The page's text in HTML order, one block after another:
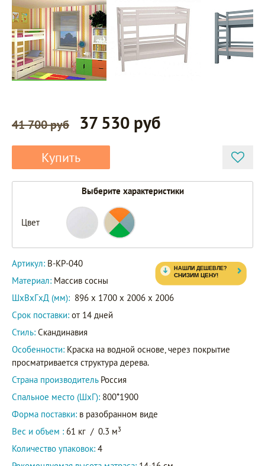
41 700 руб 37 530 руб
Купить
Выберите характеристики
Цвет
Артикул: В-КР-040
Материал: Массив сосны
ШxВxГxД (мм): 896 x 1700 x 2006 x 2006
Срок поставки: от 14 дней
Стиль: Скандинавия
Особенности: Краска на водной основе, через покрытие
просматривается структура дерева.
Страна производитель Россия
Спальное место (ШхГ): 800*1900
Форма поставки: в разобранном виде
Вес и объем : 61 кг / 0.3 м3
Количество упаковок: 4